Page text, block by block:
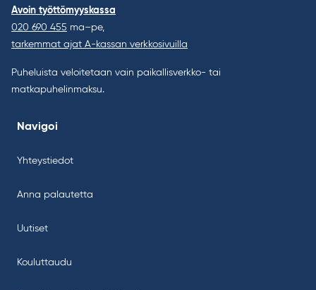
Avoin työttömyyskassa
020 690 455 ma–pe,
tarkemmat ajat A-kassan verkkosivuilla
Puheluista veloitetaan vain paikallisverkko- tai
matkapuhelinmaksu.
Navigoi
Yhteystiedot
Anna palautetta
Uutiset
Kouluttaudu